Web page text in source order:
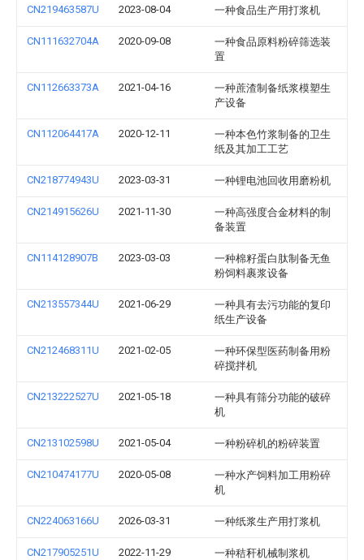
CN219463587U 2023-08-04 一种食品生产用打浆机
CN111632704A 2020-09-08
一种食品原料粉碎筛选装
置
CN112663373A 2021-04-16
一种蔗渣制备纸浆模塑生
产设备
CN112064417A 2020-12-11
一种本色竹浆制备的卫生
纸及其加工工艺
CN218774943U 2023-03-31 一种锂电池回收用磨粉机
CN214915626U 2021-11-30
一种高强度合金材料的制
备装置
CN114128907B 2023-03-03
一种棉籽蛋白肽制备无鱼
粉饲料裹浆设备
CN213557344U 2021-06-29
一种具有去污功能的复印
纸生产设备
CN212468311U 2021-02-05
一种环保型医药制备用粉
碎搅拌机
CN213222527U 2021-05-18
一种具有筛分功能的破碎
机
CN213102598U 2021-05-04 一种粉碎机的粉碎装置
CN210474177U 2020-05-08
一种水产饲料加工用粉碎
机
CN224063166U 2026-03-31 一种纸浆生产用打浆机
CN217905251U 2022-11-29 一种秸秆机械制浆机